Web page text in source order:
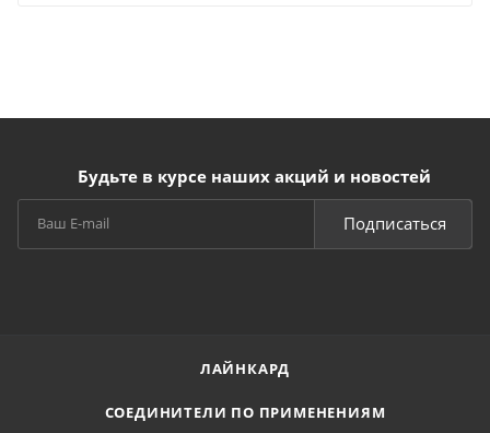
Будьте в курсе наших акций и новостей
Подписаться
ЛАЙНКАРД
СОЕДИНИТЕЛИ ПО ПРИМЕНЕНИЯМ